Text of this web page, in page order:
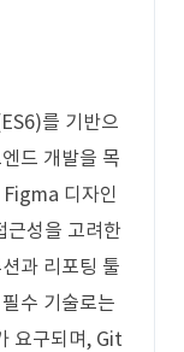
를 기반으
드 개발을 목
디자인
근성을 고려한
과 리포팅 툴
수 기술로는
요구되며, Git